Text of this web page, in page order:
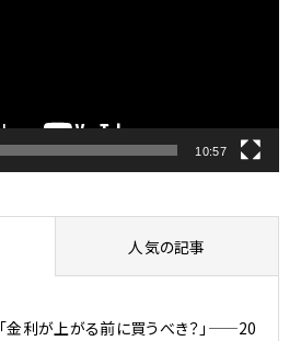
10:57
人気の記事
「金利が上がる前に買うべき？」——20